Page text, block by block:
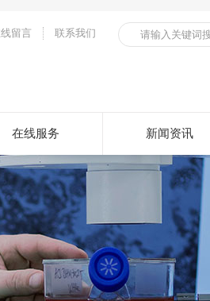
留言 联系我们
在线服务 新闻资讯